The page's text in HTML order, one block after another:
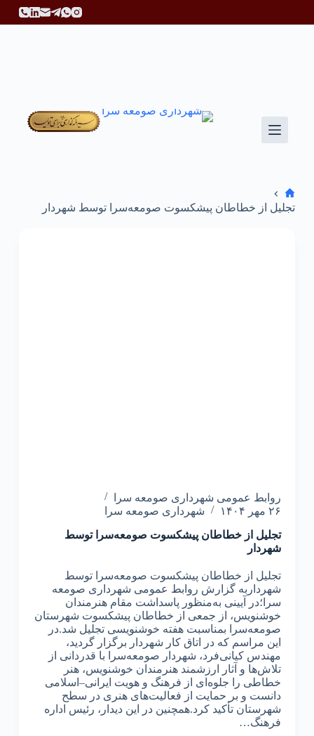
ر
تجلیل از خطاطان پیشکسوت صومعه‌سرا توسط شهردار
روابط عمومی شهرداری صومعه سرا
۲۶ مهر ۱۴۰۴
شهرداری صومعه سرا
تجلیل از خطاطان پیشکسوت صومعه‌سرا توسط
شهردار
تجلیل از خطاطان پیشکسوت صومعه‌سرا توسط
شهرداربه گزارش روابط عمومی شهرداری صومعه
سرا؛در آیینی به‌منظور پاسداشت مقام هنرمندان
خوشنویس، از جمعی از خطاطان پیشکسوت شهرستان
صومعه‌سرا بمناسبت هفته خوشنویسی تجلیل شد.در
این مراسم که در اتاق کار شهردار برگزار گردید،
مهندس کیانی‌فرد، شهردار صومعه‌سرا با قدردانی از
تلاش‌ها و آثار ارزشمند هنرمندان خوشنویس، هنر
خطاطی را جلوه‌ای از فرهنگ و هویت ایرانی–اسلامی
دانست و بر حمایت از فعالیت‌های هنری در سطح
شهرستان تأکید کرد.همچنین در این دیدار، رئیس اداره
فرهنگ…